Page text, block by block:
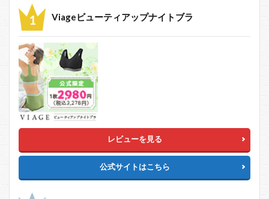
Viageビューティアップナイトブラ
レビューを見る
公式サイトはこちら